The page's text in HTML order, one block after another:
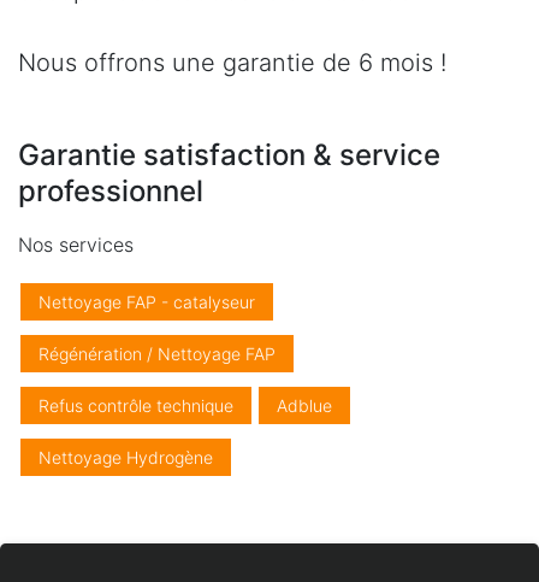
Nous offrons une garantie de 6 mois !
Garantie satisfaction & service
professionnel
Nos services
Nettoyage FAP - catalyseur
Régénération / Nettoyage FAP
Refus contrôle technique Adblue
Nettoyage Hydrogène